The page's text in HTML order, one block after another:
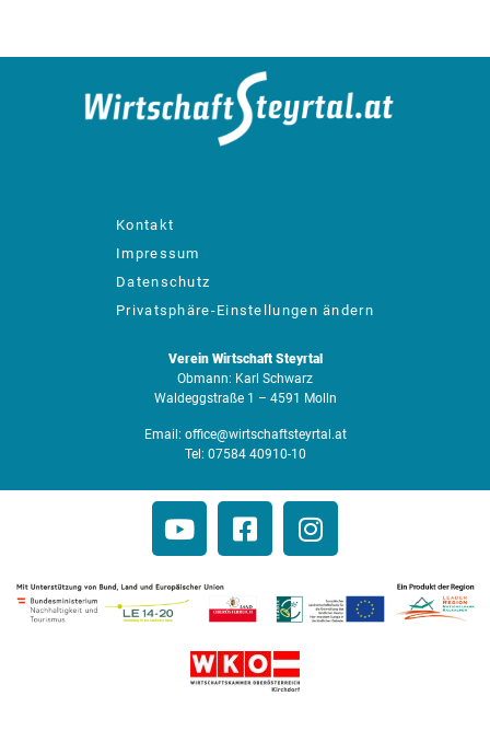
Kontakt
Impressum
Datenschutz
Privatsphäre-Einstellungen ändern
Verein Wirtschaft Steyrtal
Obmann: Karl Schwarz
Waldeggstraße 1 – 4591 Molln
Email: office@wirtschaftsteyrtal.at
Tel: 07584 40910-10